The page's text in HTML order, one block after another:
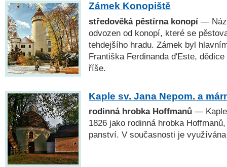
Zámek Konopiště
středověká pěstírna konopí —
odvozen od konopí, které se
tehdejšího hradu. Zámek byl
Františka Ferdinanda d'Este,
říše.
Kaple sv. Jana Nepom. a
rodinná hrobka Hoffmanů — Kaple
1826 jako rodinná hrobka
panství. V současnosti je